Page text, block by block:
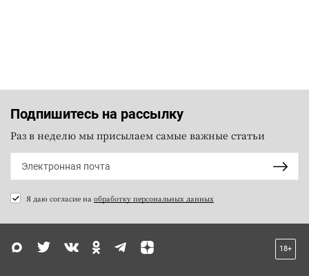
Подпишитесь на рассылку
Раз в неделю мы присылаем самые важные статьи
Я даю согласие на обработку персональных данных
18+